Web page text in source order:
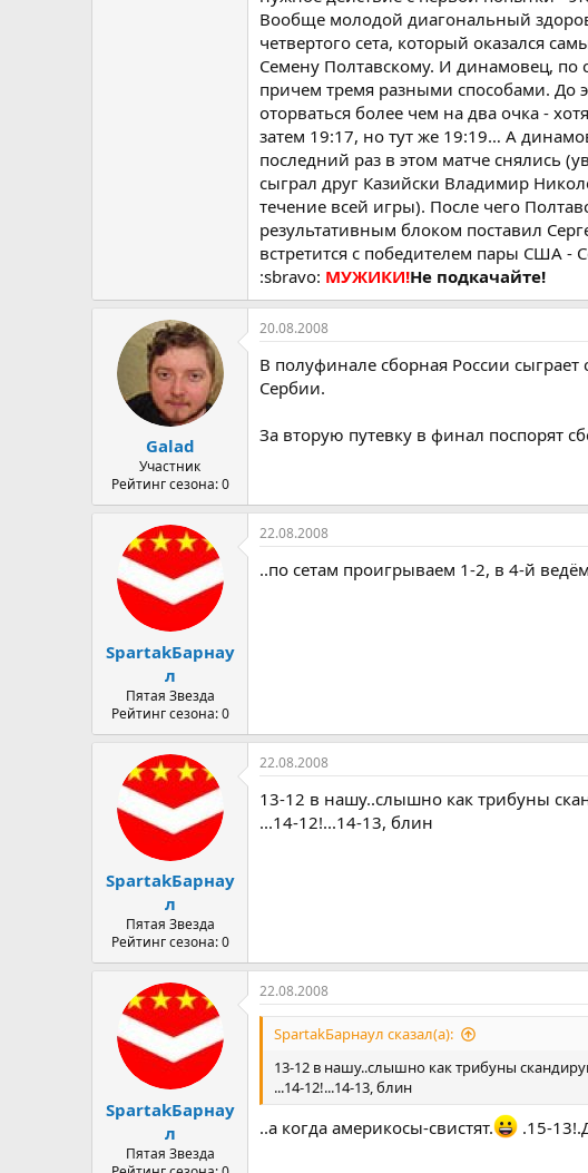
Вообще молодой диагональный
четвертого сета, который оказался
Семену Полтавскому. И динамовец,
причем тремя разными способами. До
оторваться более чем на два очка -
затем 19:17, но тут же 19:19… А
последний раз в этом матче снялись
сыграл друг Казийски Владимир
течение всей игры). После чего
результативным блоком поставил
встретится с победителем пары США -
:sbravo: МУЖИКИ!Не подкачайте!
Galad
Участник
Рейтинг сезона: 0
20.08.2008
В полуфинале сборная России
Сербии.
За вторую путевку в финал поспорят
SpartakБарнау
л
Пятая Звезда
Рейтинг сезона: 0
22.08.2008
..по сетам проигрываем 1-2, в 4-й
SpartakБарнау
л
Пятая Звезда
Рейтинг сезона: 0
22.08.2008
13-12 в нашу..слышно как трибуны
...14-12!...14-13, блин
SpartakБарнау
л
Пятая Звезда
22.08.2008
SpartakБарнаул сказал(а):
13-12 в нашу..слышно как трибуны
...14-12!...14-13, блин
..а когда америкосы-свистят. .15-